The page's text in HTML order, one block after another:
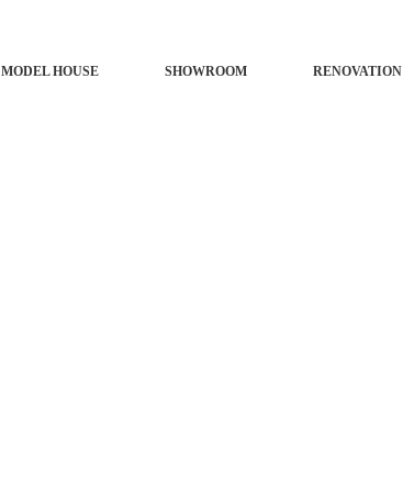
MODEL HOUSE SHOWROOM RENOVATION